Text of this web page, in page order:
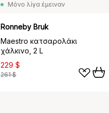
Μόνο λίγα έμειναν
Ronneby Bruk
Maestro κατσαρολάκι
χάλκινο, 2 L
229 $
261 $